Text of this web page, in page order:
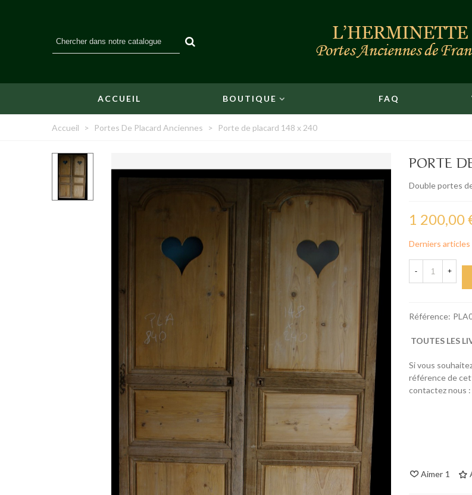
ACCUEIL BOUTIQUE FAQ
Accueil > Portes De Placard Anciennes > Porte de placard 148 x 240
PORTE
Double portes
1 200,00
Derniers
- +
Référence:
TOUTES LES
Si vous
référence de
contactez nous :
Aimer 1